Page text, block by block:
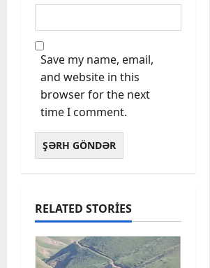
Save my name, email,
and website in this
browser for the next
time I comment.
RELATED STORIES